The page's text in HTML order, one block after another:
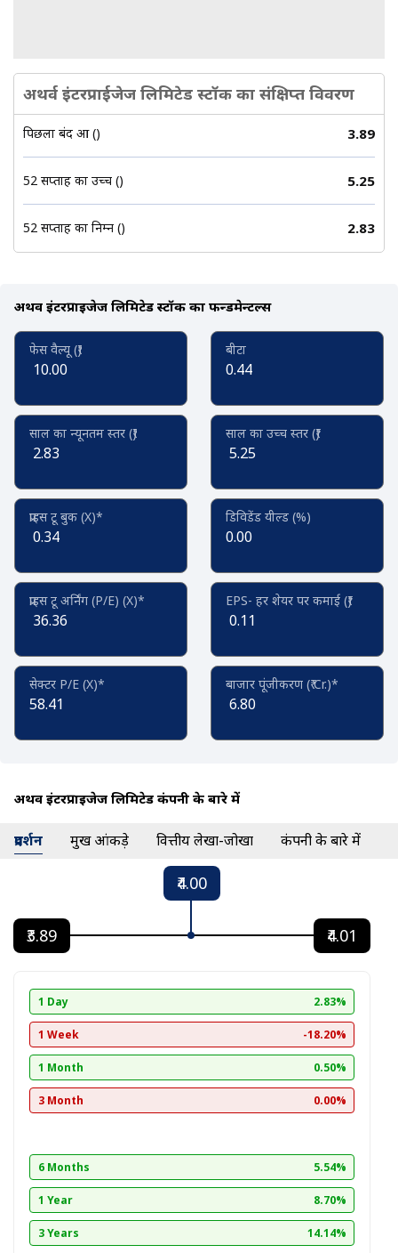
अथर्व इंटरप्राईजेज लिमिटेड स्टॉक का संक्षिप्त विवरण
पिछला बंद हुआ (₹) 3.89
52 सप्ताह का उच्च (₹) 5.25
52 सप्ताह का निम्न (₹) 2.83
अथर्व इंटरप्राईजेज लिमिटेड स्टॉक का फन्डमेन्टल्स
फेस वैल्यू (₹)
10.00
बीटा
0.44
साल का न्यूनतम स्तर (₹)
2.83
साल का उच्च स्तर (₹)
5.25
प्राइस टू बुक (X)*
0.34
डिविडेंड यील्ड (%)
0.00
प्राइस टू अर्निंग (P/E) (X)*
36.36
EPS- हर शेयर पर कमाई (₹)
0.11
सेक्टर P/E (X)*
58.41
बाजार पूंजीकरण (₹ Cr.)*
6.80
अथर्व इंटरप्राईजेज लिमिटेड कंपनी के बारे में
प्रदर्शन प्रमुख आंकड़े वित्तीय लेखा-जोखा कंपनी के बारे में
₹4.00
₹3.89 ₹4.01
1 Day 2.83%
1 Week -18.20%
1 Month 0.50%
3 Month 0.00%
6 Months 5.54%
1 Year 8.70%
3 Years 14.14%